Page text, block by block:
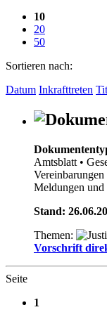
10
20
50
Sortieren nach:
Datum Inkrafttreten
Amtsblatt •
Vereinbarungen
Meldungen und
Stand:
Themen:
Vorschrift
Seite
1